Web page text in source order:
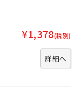
¥1,378(税別)
詳細へ